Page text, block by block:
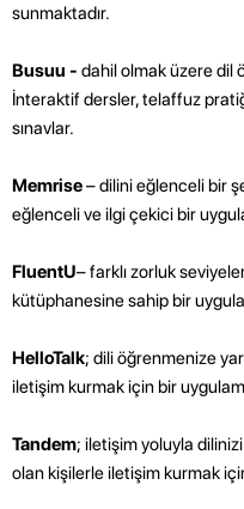
sunmaktadır.
Busuu - dahil olmak üzere dil
İnteraktif dersler, telaffuz
sınavlar.
Memrise– dilini eğlenceli bir
eğlenceli ve ilgi çekici bir
FluentU– farklı zorluk
kütüphanesine sahip bir
HelloTalk; dili öğrenmenize
iletişim kurmak için bir
Tandem; iletişim yoluyla
olan kişilerle iletişim kurmak